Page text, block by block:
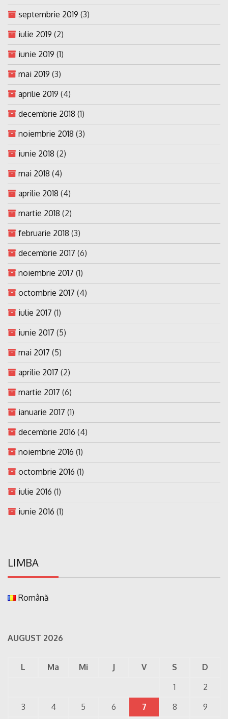
septembrie 2019 (3)
iulie 2019 (2)
iunie 2019 (1)
mai 2019 (3)
aprilie 2019 (4)
decembrie 2018 (1)
noiembrie 2018 (3)
iunie 2018 (2)
mai 2018 (4)
aprilie 2018 (4)
martie 2018 (2)
februarie 2018 (3)
decembrie 2017 (6)
noiembrie 2017 (1)
octombrie 2017 (4)
iulie 2017 (1)
iunie 2017 (5)
mai 2017 (5)
aprilie 2017 (2)
martie 2017 (6)
ianuarie 2017 (1)
decembrie 2016 (4)
noiembrie 2016 (1)
octombrie 2016 (1)
iulie 2016 (1)
iunie 2016 (1)
LIMBA
Română
AUGUST 2026
L Ma Mi J V S
D
1
2
3
4 5 6 7 8 9